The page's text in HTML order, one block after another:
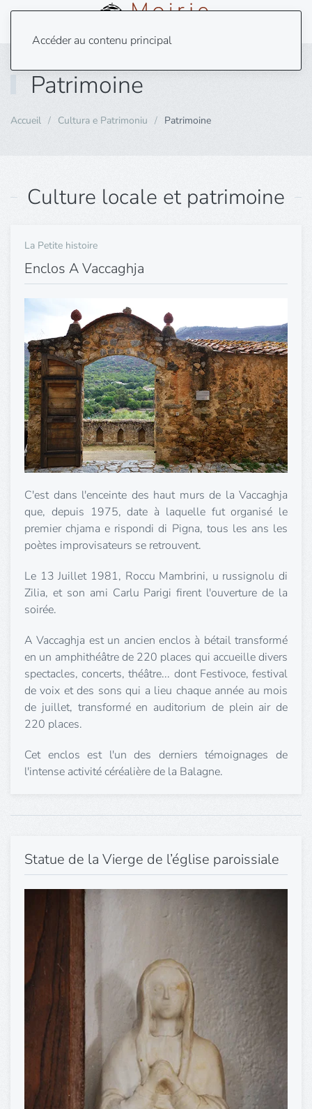
Accéder au contenu principal
Patrimoine
Accueil Cultura e Patrimoniu Patrimoine
Culture locale et patrimoine
La Petite histoire
Enclos A Vaccaghja
C'est dans l'enceinte des haut murs de la Vaccaghja
que, depuis 1975, date à laquelle fut organisé le
premier chjama e rispondi di Pigna, tous les ans les
poètes improvisateurs se retrouvent.
Le 13 Juillet 1981, Roccu Mambrini, u russignolu di
Zilia, et son ami Carlu Parigi firent l'ouverture de la
soirée.
A Vaccaghja est un ancien enclos à bétail transformé
en un amphithéâtre de 220 places qui accueille divers
spectacles, concerts, théâtre... dont Festivoce, festival
de voix et des sons qui a lieu chaque année au mois
de juillet, transformé en auditorium de plein air de
220 places.
Cet enclos est l'un des derniers témoignages de
l'intense activité céréalière de la Balagne.
Statue de la Vierge de l’église paroissiale